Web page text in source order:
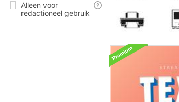
Alleen voor
redactioneel gebruik